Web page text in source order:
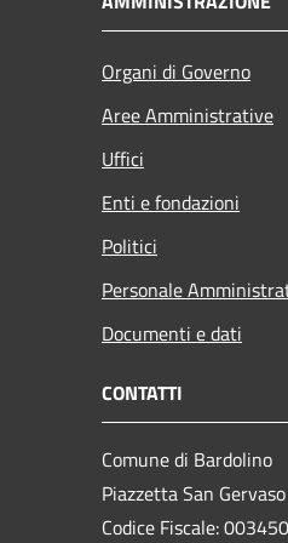
Organi di Governo
Aree Amministrative
Uffici
Enti e fondazioni
Politici
Personale
Documenti e dati
CONTATTI
Comune di Bardolino
Piazzetta San
Codice Fiscale: